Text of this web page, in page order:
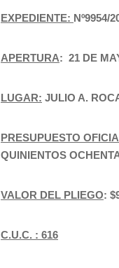
EXPEDIENTE: Nº9954/
APERTURA: 21 DE
LUGAR: JULIO A.
PRESUPUESTO
QUINIENTOS
VALOR DEL PLIEGO:
C.U.C. : 616